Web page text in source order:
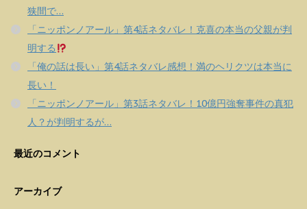
狭間で…
「ニッポンノアール」第4話ネタバレ！克喜の本当の父親が判
明する
「俺の話は長い」第4話ネタバレ感想！満のヘリクツは本当に
長い！
「ニッポンノアール」第3話ネタバレ！10億円強奪事件の真犯
人？が判明するが…
最近のコメント
アーカイブ